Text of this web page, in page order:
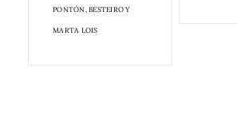
PONTÓN, BESTEIRO Y
MARTA LOIS